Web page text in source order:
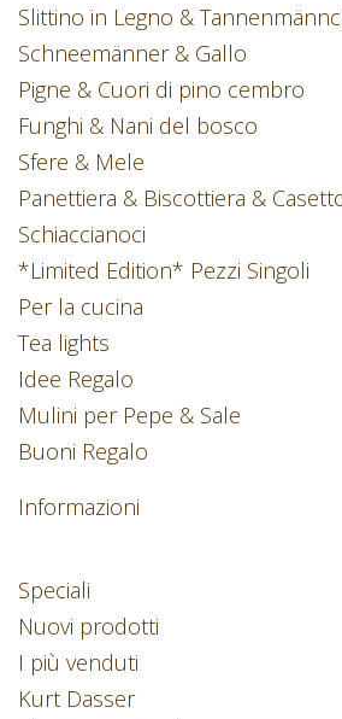
Slittino in Legno &
Schneemänner & Gallo
Pigne & Cuori di pino cembro
Funghi & Nani del bosco
Sfere & Mele
Panettiera & Biscottiera &
Schiaccianoci
*Limited Edition* Pezzi Singoli
Per la cucina
Tea lights
Idee Regalo
Mulini per Pepe & Sale
Buoni Regalo
Informazioni
Speciali
Nuovi prodotti
I più venduti
Kurt Dasser